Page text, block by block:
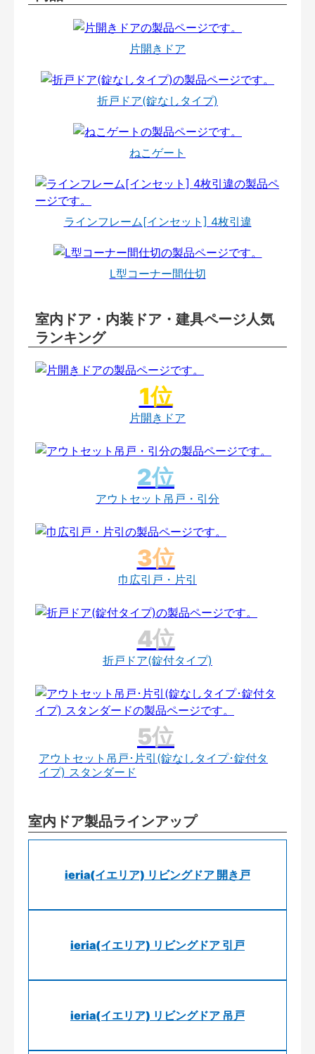
片開きドア
折戸ドア(錠なしタイプ)
ねこゲート
ラインフレーム[インセット] 4枚引違
L型コーナー間仕切
室内ドア・内装ドア・建具ページ人気
ランキング
片開きドア
アウトセット吊戸・引分
巾広引戸・片引
折戸ドア(錠付タイプ)
アウトセット吊戸･片引(錠なしタイプ･錠付タ
イプ) スタンダード
室内ドア製品ラインアップ
ieria(イエリア) リビングドア 開き戸
ieria(イエリア) リビングドア 引戸
ieria(イエリア) リビングドア 吊戸